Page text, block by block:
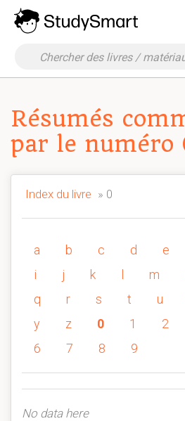
Résumés
par le numéro
Index du livre » 0
a b c d e
i
j k m
q
r s t u
y
z 0 1 2
6
7 8 9
No data here